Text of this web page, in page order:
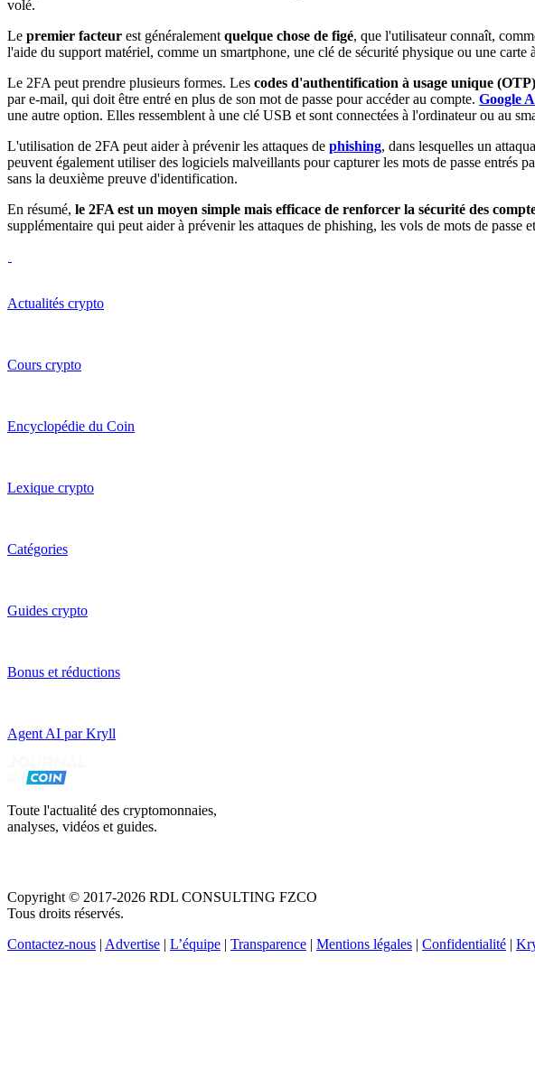
volé.
Le premier facteur est généralementquelque chose de figé, que l'utilisateur connaît,
l'aide du support matériel, comme un smartphone, une clé de sécurité physique ou une
Le 2FA peut prendre plusieurs formes. Les codes d'authentification à usage unique (OTP)
par e-mail, qui doit être entré en plus de son mot de passe pour accéder au compte. Google
une autre option. Elles ressemblent à une clé USB et sont connectées à l'ordinateur ou au
L'utilisation de 2FA peut aider à prévenir les attaques de phishing, dans lesquelles un
peuvent également utiliser des logiciels malveillants pour capturer les mots de passe entrés
sans la deuxième preuve d'identification.
En résumé, le 2FA est un moyen simple mais efficace de renforcer la sécurité des
supplémentaire qui peut aider à prévenir les attaques de phishing, les vols de mots de passe
Actualités crypto
Cours crypto
Encyclopédie du Coin
Lexique crypto
Catégories
Guides crypto
Bonus et réductions
Agent AI par Kryll
Toute l'actualité des cryptomonnaies,
analyses, vidéos et guides.
Copyright © 2017-2026 RDL CONSULTING FZCO
Tous droits réservés.
Contactez-nous | Advertise | L’équipe | Transparence | Mentions légales | Confidentialité |